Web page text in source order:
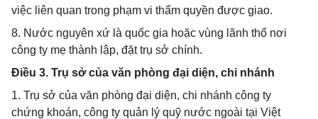
việc liên quan trong phạm vi thẩm quyền được giao.
8. Nước nguyên xứ là quốc gia hoặc vùng lãnh thổ nơi
công ty mẹ thành lập, đặt trụ sở chính.
Điều 3. Trụ sở của văn phòng đại diện, chi nhánh
1. Trụ sở của văn phòng đại diện, chi nhánh công ty
chứng khoán, công ty quản lý quỹ nước ngoài tại Việt